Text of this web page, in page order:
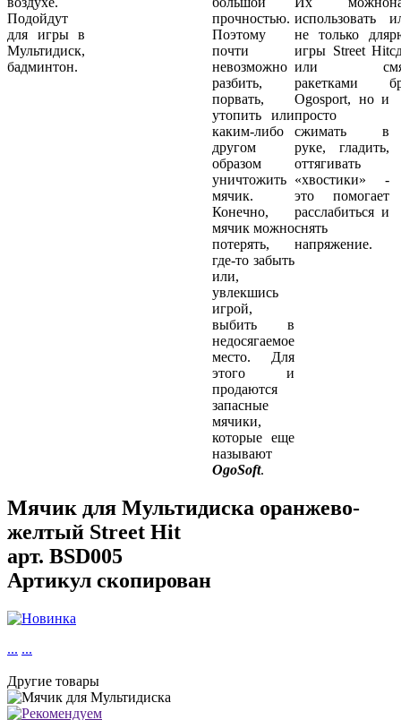
Подойдут
для игры в
Мультидиск,
бадминтон.
прочностью.
Поэтому
почти
невозможно
разбить,
порвать,
утопить или
каким-либо
другом
образом
уничтожить
мячик.
Конечно,
мячик можно
потерять,
где-то забыть
или,
увлекшись
игрой,
выбить в
недосягаемое
место. Для
этого и
продаются
запасные
мячики,
которые еще
называют
OgoSoft.
использовать
не только для
игры Street Hit
или с
ракетками
Ogosport, но и
просто
сжимать в
руке, гладить,
оттягивать
«хвостики» -
это помогает
расслабиться и
снять
напряжение.
Мячик для Мультидиска оранжево-
желтый Street Hit
арт. BSD005
Артикул скопирован
... ...
Другие товары